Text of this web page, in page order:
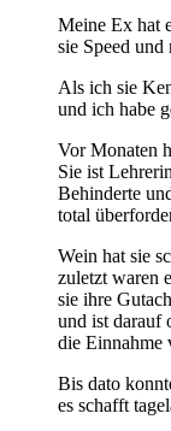
Meine Ex hat
sie Speed
Als ich sie
und ich habe
Vor Monaten
Sie ist
Behinderte
total
Wein hat sie
zuletzt waren
sie ihre
und ist darauf
die Einnahme
Bis dato
es schafft